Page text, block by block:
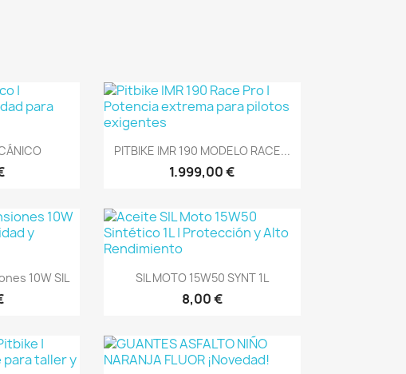
Vista rápida
PITBIKE IMR 190 MODELO RACE...
1.999,00 €
10W SIL Vista rápida
SIL MOTO 15W50 SYNT 1L
8,00 €